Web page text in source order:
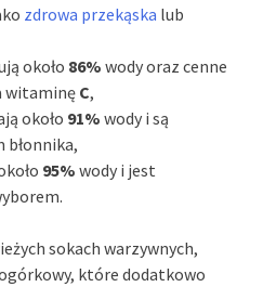
zdrowa przekąska lub
około 86% wody oraz cenne
witaminę C,
około 91% wody i są
błonnika,
95% wody i jest
sokach warzywnych,
które dodatkowo